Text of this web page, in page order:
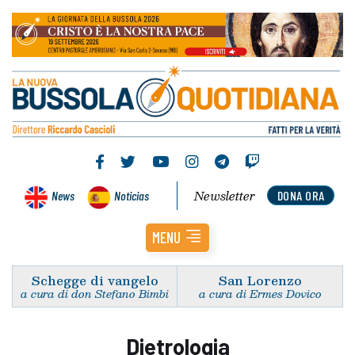
News Noticias DONA ORA
Newsletter
MENU
Schegge di vangelo
a cura di don Stefano Bimbi
San Lorenzo
a cura di Ermes Dovico
Dietrologia